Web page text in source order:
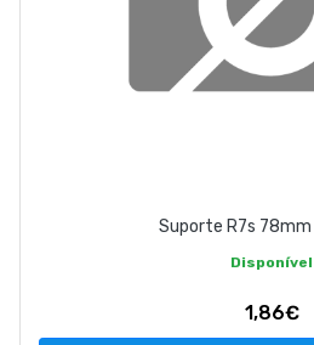
Suporte R7s
Disponível
1,86€